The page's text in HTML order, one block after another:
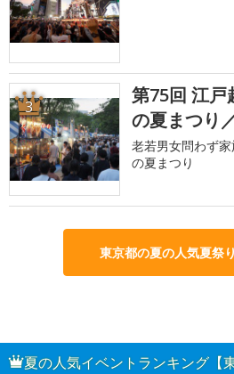
3
第75回 江戸
の夏まつり
老若男女問わず
の夏まつり
東京都の夏の人気夏祭
夏の人気イベントランキング【